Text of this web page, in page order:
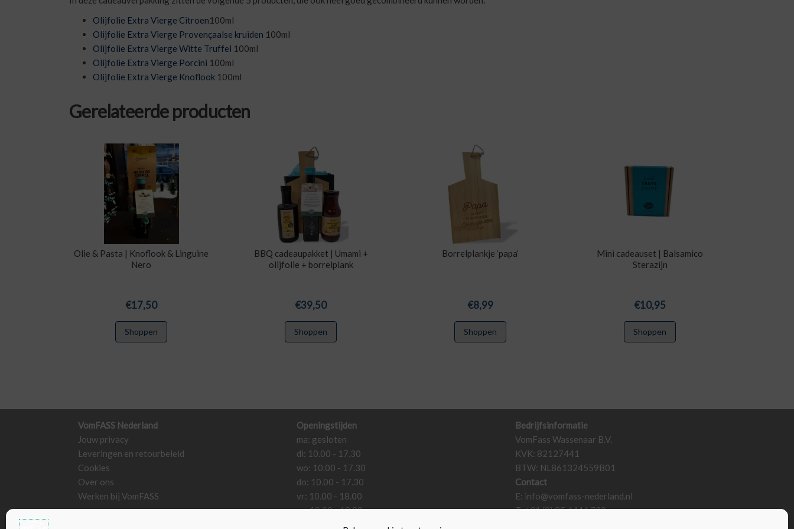
Olijfolie Extra Vierge Citroen100ml
Olijfolie Extra Vierge Provençaalse kruiden 100ml
Olijfolie Extra Vierge Witte Truffel 100ml
Olijfolie Extra Vierge Porcini 100ml
Olijfolie Extra Vierge Knoflook 100ml
Gerelateerde producten
Olie & Pasta | Knoflook & Linguine
Nero
€17,50
Shoppen
BBQ cadeaupakket | Umami +
olijfolie + borrelplank
€39,50
Shoppen
Borrelplankje ‘papa’
€8,99
Shoppen
Mini cadeauset | Balsamico
Sterazijn
€10,95
Shoppen
VomFASS Nederland
Jouw privacy
Leveringen en retourbeleid
Cookies
Over ons
Werken bij VomFASS
Openingstijden
ma: gesloten
di: 10.00 - 17.30
wo: 10.00 - 17.30
do: 10.00 - 17.30
vr: 10.00 - 18.00
za: 10.00 - 18.00
Bedrijfsinformatie
VomFass Wassenaar B.V.
KVK: 82127441
BTW: NL861324559B01
Contact
E: info@vomfass-nederland.nl
T: +31 (0) 85 4444 730